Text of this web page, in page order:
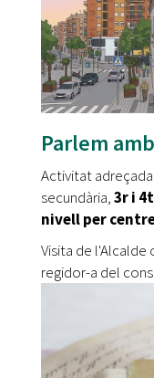
Parlem
Activitat
secundària,3r i
nivell per
Visita de l'Alcalde
regidor-a del